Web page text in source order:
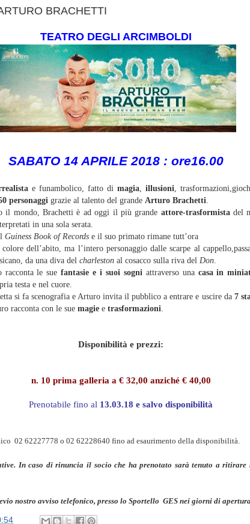
BRACHETTI
TEATRO DEGLI ARCIMBOLDI
SABATO 14 APRILE 2018 : ore16.00
e funambolico, fatto di magia, illusioni,
personaggi grazie al talento del grande Arturo Brachetti.
il mondo, Brachetti è ad oggi il più grande attore-trasformistadel
in una sola serata.
Guiness Book of Records e il suo primato rimane tutt’ora
dell’abito, ma l’intero personaggio dalle scarpe al
da una diva del charleston al cosacco sulla riva del Don.
racconta le suefantasie e i suoi sogni attraverso una casa in
testa e nel cuore.
si fa scenografia e Arturo invita il pubblico a entrare e uscire da 7
racconta con le sue magie e trasformazioni.
Disponibilità e prezzi:
n. 10 prima galleria a € 32,00 anziché € 40,00
Prenotabile fino al 13.03.18 e salvo disponibilità
02 62227778 o 02 62228640 fino ad esaurimento della disponibilità.
In caso di rinuncia il socio che ha prenotato sarà tenuto a
nostro avviso telefonico, presso lo Sportello GES nei giorni di